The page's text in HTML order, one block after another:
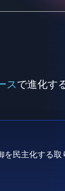
スで進化す
を民主化する取